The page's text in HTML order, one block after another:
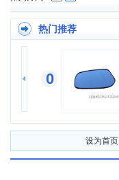
热门推荐
0
设为首页